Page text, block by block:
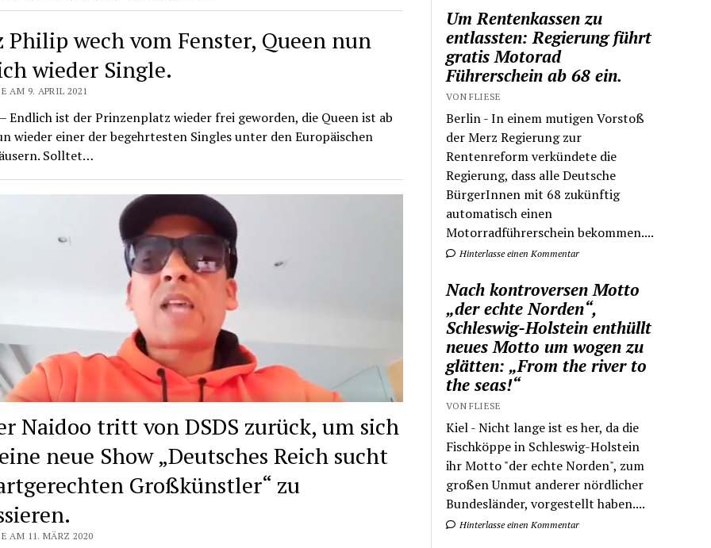
Philip wech vom Fenster, Queen nun
wieder Single.
AM 9. APRIL 2021
Endlich ist der Prinzenplatz wieder frei geworden, die Queen ist ab
wieder einer der begehrtesten Singles unter den Europäischen
Solltet…
Naidoo tritt von DSDS zurück, um sich
neue Show „Deutsches Reich sucht
Großkünstler“ zu
AM 11. MÄRZ 2020
Um Rentenkassen zu
entlassten: Regierung führt
gratis Motorad
Führerschein ab 68 ein.
VON FLIESE
Berlin - In einem mutigen Vorstoß
der Merz Regierung zur
Rentenreform verkündete die
Regierung, dass alle Deutsche
BürgerInnen mit 68 zukünftig
automatisch einen
Motorradführerschein bekommen....
Hinterlasse einen Kommentar
Nach kontroversen Motto
„der echte Norden“,
Schleswig-Holstein enthüllt
neues Motto um wogen zu
glätten: „From the river to
the seas!“
VON FLIESE
Kiel - Nicht lange ist es her, da die
Fischköppe in Schleswig-Holstein
ihr Motto "der echte Norden", zum
großen Unmut anderer nördlicher
Bundesländer, vorgestellt haben....
Hinterlasse einen Kommentar